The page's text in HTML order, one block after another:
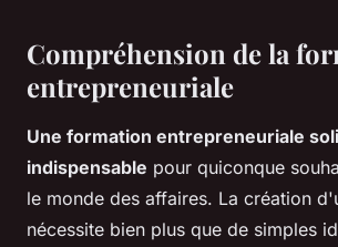
Compréhension de la
entrepreneuriale
Une formation entrepreneuriale
indispensable pour quiconque
le monde des affaires. La création
nécessite bien plus que de simples